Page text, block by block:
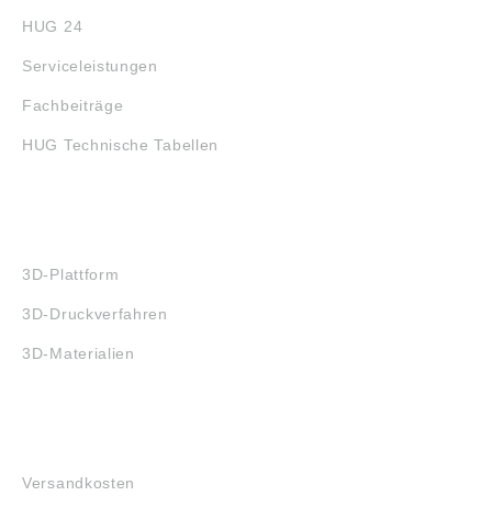
HUG 24
Serviceleistungen
Fachbeiträge
HUG Technische Tabellen
3D-Plattform
3D-Druckverfahren
3D-Materialien
Versandkosten